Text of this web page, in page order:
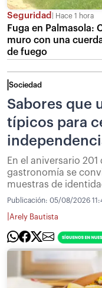
Seguridad Hace 1 hora
Fuga en Palmasola:
muro con una
de fuego
Sociedad
Sabores que
típicos para
En el aniversario
gastronomía se
muestras de
Publicación: 05/08/2026
Arely Bautista